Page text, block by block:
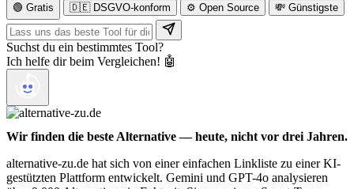
🟢 Gratis 🇩🇪 DSGVO-konform ⚙️ Open Source 💸 Günstigste
Suchst du ein bestimmtes Tool?
Ich helfe dir beim Vergleichen! 🤖
Wir finden die beste Alternative — heute, nicht vor drei Jahren.
alternative-zu.de hat sich von einer einfachen Linkliste zu einer KI-
gestützten Plattform entwickelt. Gemini und GPT-4o analysieren